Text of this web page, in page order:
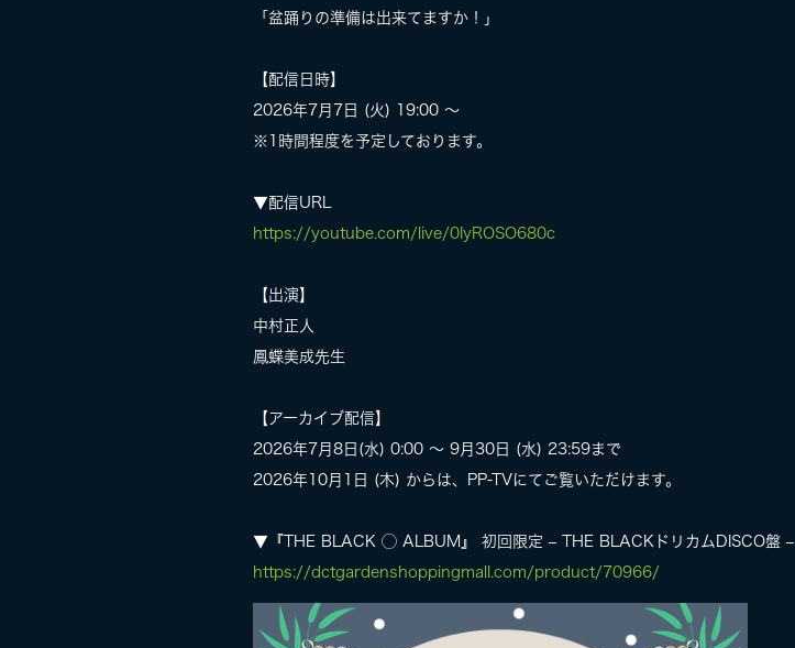
「盆踊りの準備は出来てますか！」
【配信日時】
2026年7月7日 (火) 19:00 〜
※1時間程度を予定しております。
▼配信URL
https://youtube.com/live/0IyROSO680c
【出演】
中村正人
鳳蝶美成先生
【アーカイブ配信】
2026年7月8日(水) 0:00 〜 9月30日 (水) 23:59まで
2026年10月1日 (木) からは、PP-TVにてご覧いただけます。
▼『THE BLACK ◯ ALBUM』 初回限定 – THE BLACKドリカムDISCO盤 –
https://dctgardenshoppingmall.com/product/70966/